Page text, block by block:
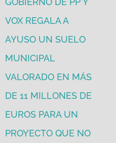
VOX REGALA A
AYUSO UN SUELO
MUNICIPAL
VALORADO EN MÁS
DE 11 MILLONES DE
EUROS PARA UN
PROYECTO QUE NO